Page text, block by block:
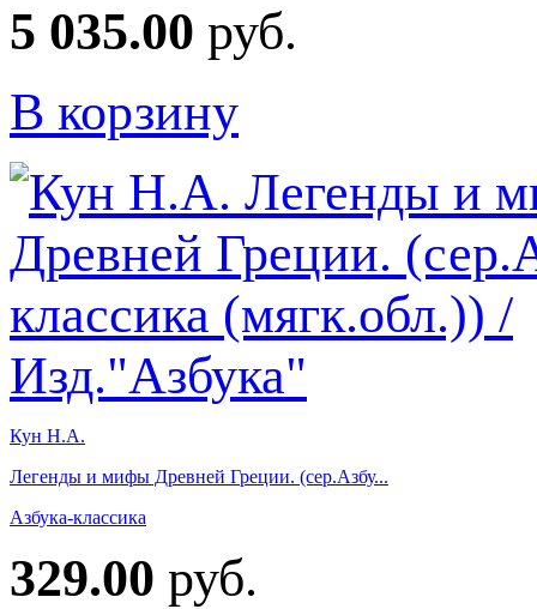
5 035.00 руб.
В корзину
Кун Н.А.
Легенды и мифы Древней Греции. (сер.Азбу...
Азбука-классика
329.00 руб.